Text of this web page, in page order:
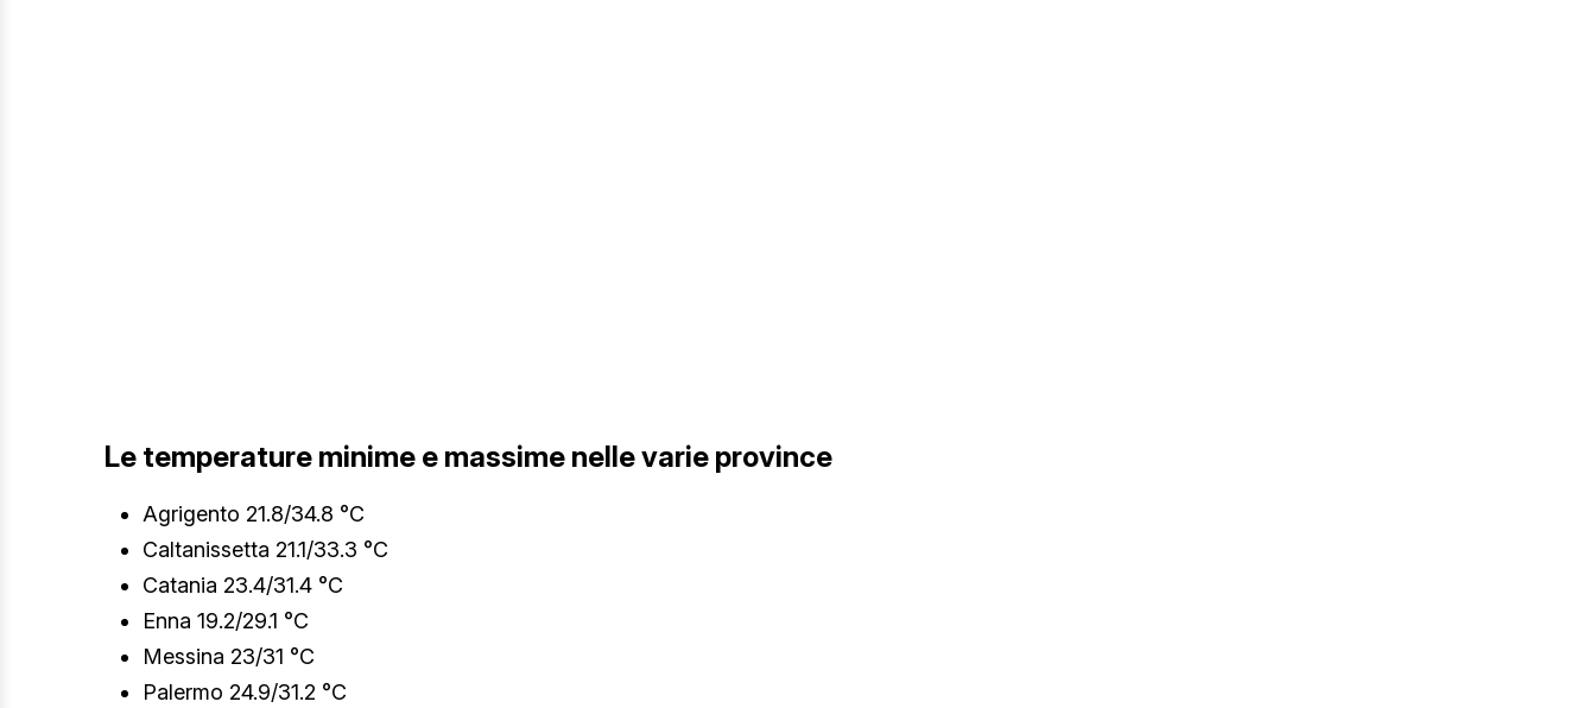
Le temperature minime e massime nelle varie province
Agrigento 21.8/34.8 °C
Caltanissetta 21.1/33.3 °C
Catania 23.4/31.4 °C
Enna 19.2/29.1 °C
Messina 23/31 °C
Palermo 24.9/31.2 °C